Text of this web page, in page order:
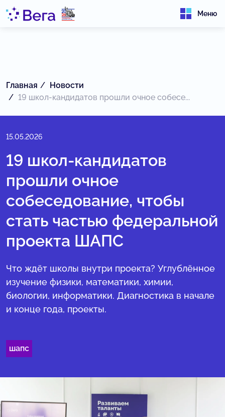
Меню
Главная
Новости
19 школ-кандидатов прошли очное собесе...
15.05.2026
19 школ-кандидатов
прошли очное
собеседование, чтобы
стать частью федеральной
проекта ШАПС
Что ждёт школы внутри проекта? Углублённое
изучение физики, математики, химии,
биологии, информатики. Диагностика в начале
и конце года, проекты.
шапс